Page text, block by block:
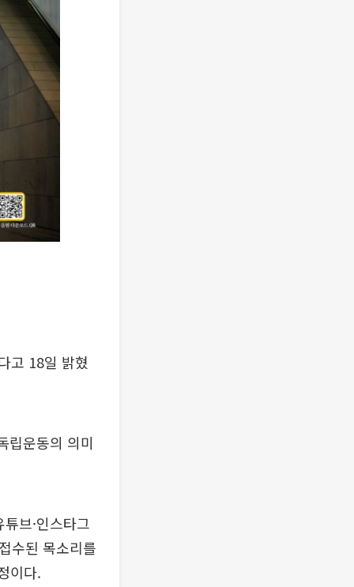
고 18일 밝혔
립운동의 의미
브·인스타그
수된 목소리를
이다.